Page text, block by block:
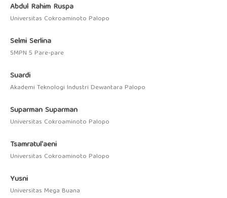
Abdul Rahim Ruspa
Universitas Cokroaminoto Palopo
Selmi Serlina
SMPN 5 Pare-pare
Suardi
Akademi Teknologi Industri Dewantara Palopo
Suparman Suparman
Universitas Cokroaminoto Palopo
Tsamratul'aeni
Universitas Cokroaminoto Palopo
Yusni
Universitas Mega Buana